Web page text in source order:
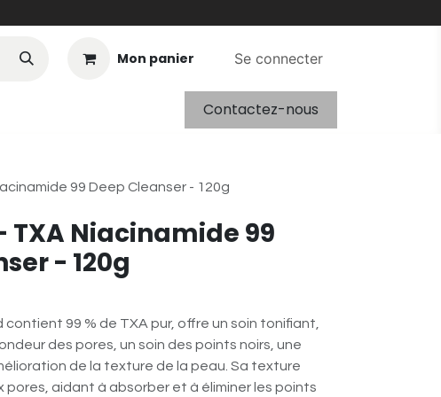
Mon panier Se connecter
Contactez-nous
99 Deep Cleanser - 120g
TXA Niacinamide 99
- 120g
99 % de TXA pur, offre un soin tonifiant,
des pores, un soin des points noirs, une
de la texture de la peau. Sa texture
pores, aidant à absorber et à éliminer les points